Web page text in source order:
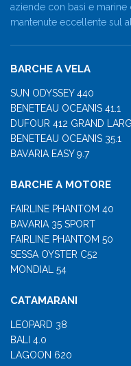
aziende con basi e
mantenute eccellente sul
BARCHE A VELA
SUN ODYSSEY 440
BENETEAU OCEANIS 41.1
DUFOUR 412 GRAND
BENETEAU OCEANIS 35.1
BAVARIA EASY 9.7
BARCHE A MOTORE
FAIRLINE PHANTOM 40
BAVARIA 35 SPORT
FAIRLINE PHANTOM 50
SESSA OYSTER C52
MONDIAL 54
CATAMARANI
LEOPARD 38
BALI 4.0
LAGOON 620